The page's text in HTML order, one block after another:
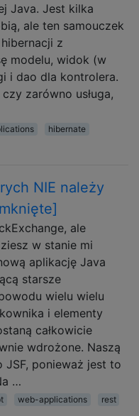
Java. Jest kilka
ale ten samouczek
z
modelu, widok (w
i dao dla kontrolera.
zarówno usługa,
hibernate
NIE należy
ale
w stanie mi
aplikację Java
starsze
wielu wielu
i elementy
całkowicie
wdrożone. Naszą
JSF, ponieważ jest to
…
web-applications rest